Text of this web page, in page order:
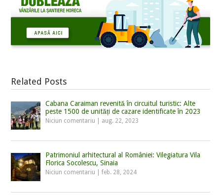
Related Posts
Cabana Caraiman revenită în circuitul turistic: Alte
peste 1500 de unități de cazare identificate în 2023
Niciun comentariu aug. 22, 2023
Patrimoniul arhitectural al României: Vilegiatura Vila
Florica Socolescu, Sinaia
Niciun comentariu |feb. 28, 2024